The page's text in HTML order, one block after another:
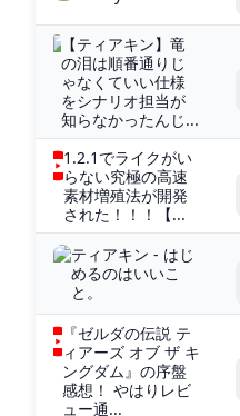
【ティアキン】竜
の泪は順番通りじ
ゃなくていい仕様
をシナリオ担当が
知らなかったんじ...
1.2.1でライクがい
らない究極の高速
素材増殖法が開発
された！！！【...
ティアキン - はじ
めるのはいいこ
と。
『ゼルダの伝説 テ
ィアーズ オブ ザ キ
ングダム』の序盤
感想！ やはりレビ
ュー通...